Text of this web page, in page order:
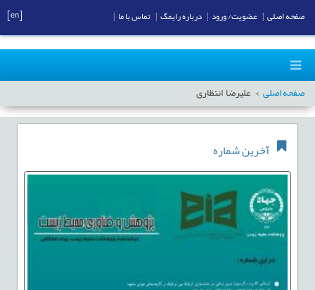
صفحه اصلی علیرضا انتظاری
آخرین شماره
صفحه اصلی عضویت/ ورود درباره رایمگ تماس با ما